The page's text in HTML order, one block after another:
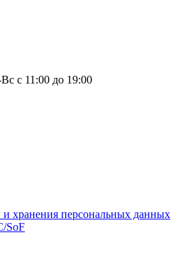
с 11:00 до 19:00
хранения персональных данных
SoF